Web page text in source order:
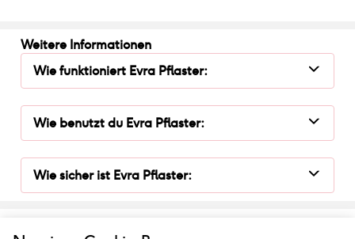
Weitere Informationen
Wie funktioniert Evra Pflaster:
Wie benutzt du Evra Pflaster:
Wie sicher ist Evra Pflaster: